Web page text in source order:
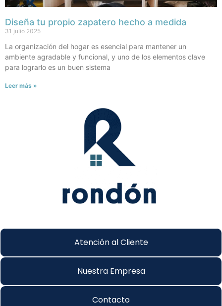
Diseña tu propio zapatero hecho a medida
31 julio 2025
La organización del hogar es esencial para mantener un
ambiente agradable y funcional, y uno de los elementos clave
para lograrlo es un buen sistema
Leer más »
Atención al Cliente
Nuestra Empresa
Contacto